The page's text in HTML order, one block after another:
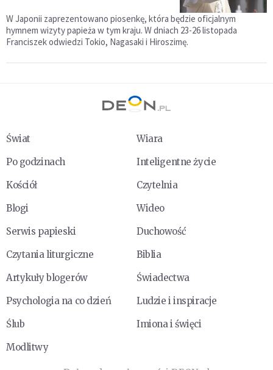
W Japonii zaprezentowano piosenkę, która będzie oficjalnym
hymnem wizyty papieża w tym kraju. W dniach 23-26 listopada
Franciszek odwiedzi Tokio, Nagasaki i Hiroszimę.
Świat
Wiara
Po godzinach
Inteligentne życie
Kościół
Czytelnia
Blogi
Wideo
Serwis papieski
Duchowość
Czytania liturgiczne
Biblia
Artykuły blogerów
Świadectwa
Psychologia na co dzień
Ludzie i inspiracje
Ślub
Imiona i święci
Modlitwy